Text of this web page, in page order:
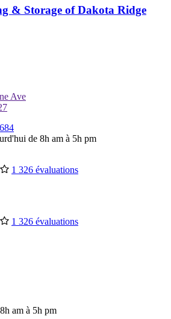
& Storage of Dakota Ridge
Ave
de 8h am à 5h pm
1 326 évaluations
1 326 évaluations
am à 5h pm